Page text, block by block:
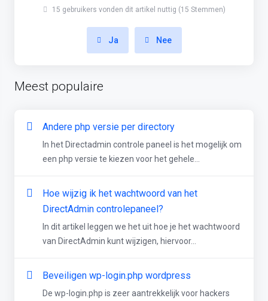
15 gebruikers vonden dit artikel nuttig (15 Stemmen)
Ja Nee
Meest populaire
Andere php versie per directory
In het Directadmin controle paneel is het mogelijk om
een php versie te kiezen voor het gehele...
Hoe wijzig ik het wachtwoord van het
DirectAdmin controlepaneel?
In dit artikel leggen we het uit hoe je het wachtwoord
van DirectAdmin kunt wijzigen, hiervoor...
Beveiligen wp-login.php wordpress
De wp-login.php is zeer aantrekkelijk voor hackers